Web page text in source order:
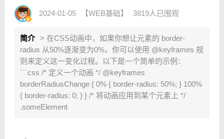
2024-01-05 【WEB基础】 3819人已围观
简介 > 在CSS动画中，如果你想让元素的 border-
radius 从50%逐渐变为0%，你可以使用 @keyframes 规
则来定义这一变化过程。以下是一个简单的示例：
```css /* 定义一个动画 */ @keyframes
borderRadiusChange { 0% { border-radius: 50%; } 100%
{ border-radius: 0; } } /* 将动画应用到某个元素上 */
.someElement